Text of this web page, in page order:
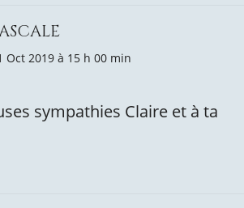
Oct 2019 à 15 h 00 min
sympathies Claire et à ta